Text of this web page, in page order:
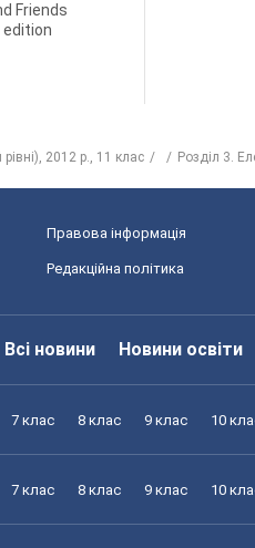
Friends
edition
2012 р., 11 клас Розділ 3.
Правова інформація
Редакційна політика
Всі новини Новини освіти
7 клас 8 клас 9 клас 10
7 клас 8 клас 9 клас 10